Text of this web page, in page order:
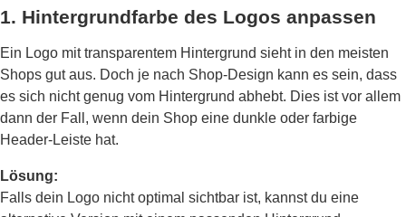
1. Hintergrundfarbe des Logos anpassen
Ein Logo mit transparentem Hintergrund sieht in den meisten
Shops gut aus. Doch je nach Shop-Design kann es sein, dass
es sich nicht genug vom Hintergrund abhebt. Dies ist vor allem
dann der Fall, wenn dein Shop eine dunkle oder farbige
Header-Leiste hat.
Lösung:
Falls dein Logo nicht optimal sichtbar ist, kannst du eine